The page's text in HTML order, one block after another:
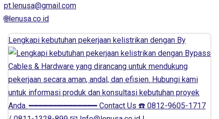
pt.lenusa@gmail.com
🌐lenusa.co.id
Lengkapi kebutuhan pekerjaan kelistrikan dengan By